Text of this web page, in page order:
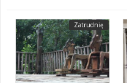
Zatrudnię